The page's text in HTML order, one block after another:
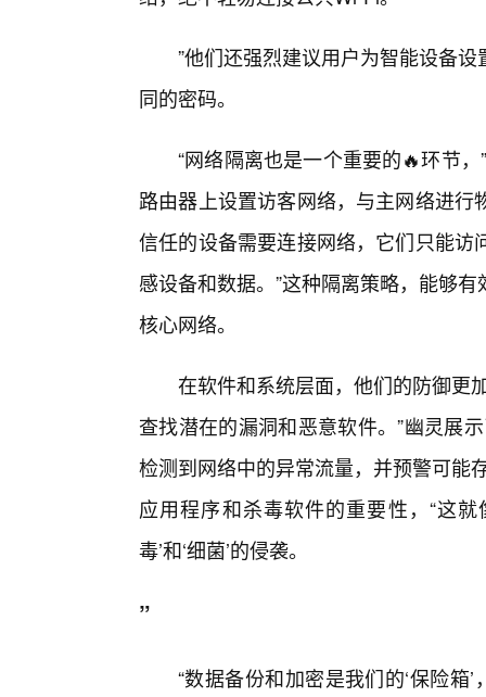
”他们还强烈建议用户为智能设备
同的密码。
“网络隔离也是一个重要的🔥环节
路由器上设置访客网络，与主网络进
信任的设备需要连接网络，它们只能
感设备和数据。”这种隔离策略，能够
核心网络。
在软件和系统层面，他们的防御更
查找潜在的漏洞和恶意软件。”幽灵展
检测到网络中的异常流量，并预警可能
应用程序和杀毒软件的重要性，“这就
毒’和‘细菌’的侵袭。
”
“数据备份和加密是我们的‘保险箱